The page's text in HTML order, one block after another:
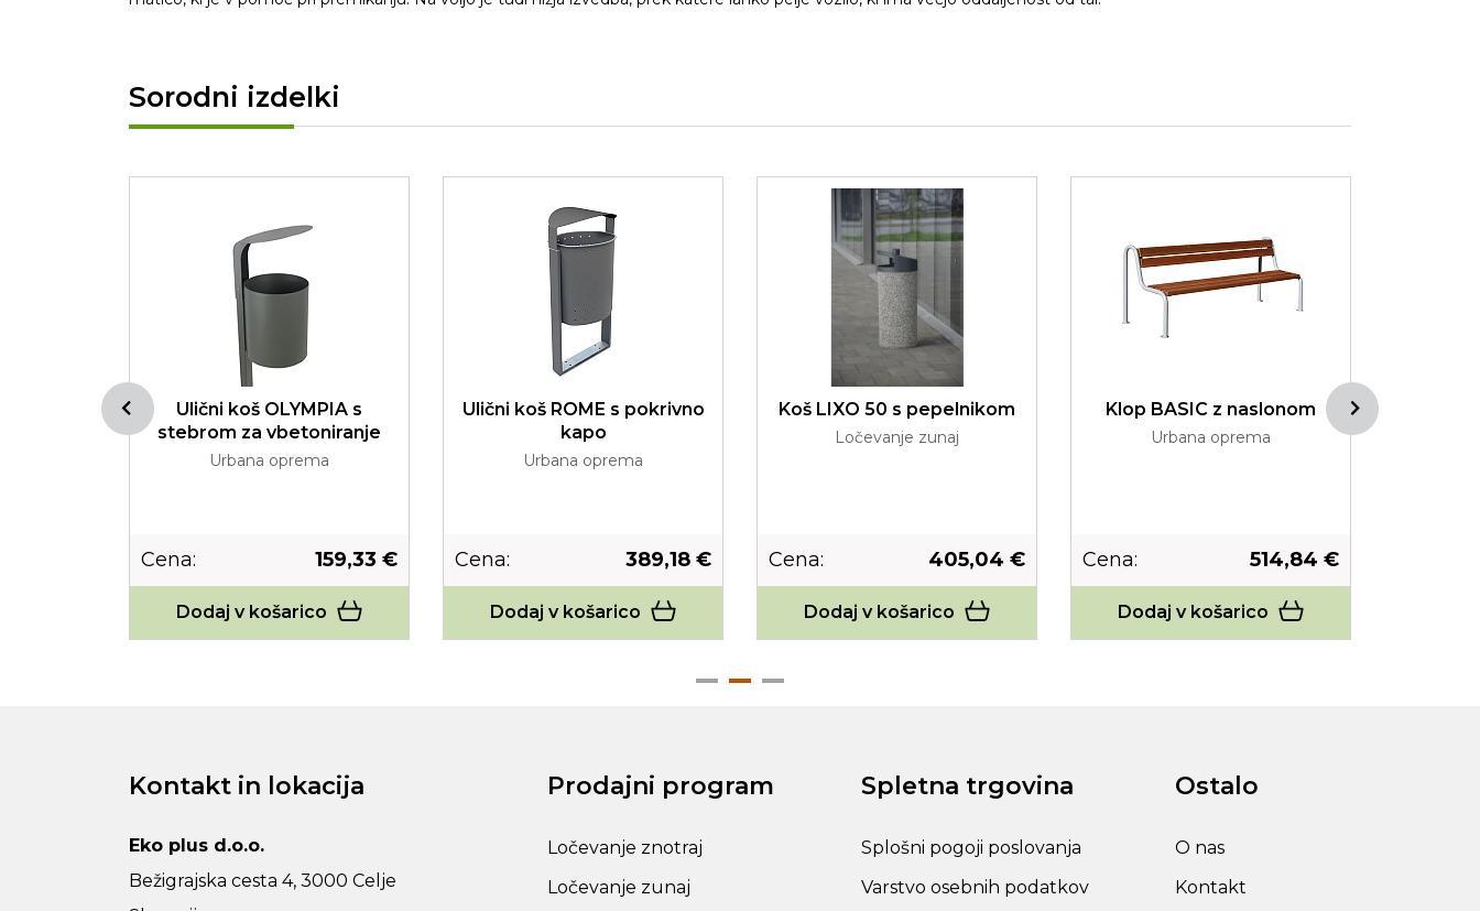
Sorodni izdelki
Ulični koš OLYMPIA s
stebrom za vbetoniranje
Urbana oprema
Cena: 159,33 €
Dodaj v košarico
Ulični koš ROME s pokrivno
kapo
Urbana oprema
Cena: 389,18 €
Dodaj v košarico
Koš LIXO 50 s pepelnikom
Ločevanje zunaj
Cena: 405,04 €
Dodaj v košarico
Klop BASIC z naslonom
Urbana oprema
Cena: 514,84 €
Dodaj v košarico
Kontakt in lokacija
Eko plus d.o.o.
Bežigrajska cesta 4, 3000 Celje
Prodajni program
Ločevanje znotraj
Ločevanje zunaj
Spletna trgovina
Splošni pogoji poslovanja
Varstvo osebnih podatkov
Ostalo
O nas
Kontakt